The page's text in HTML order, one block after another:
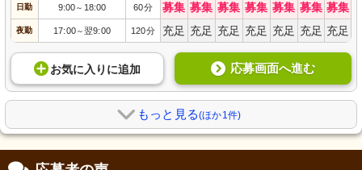
日勤 9:00～ 18:00 60分 募集 募集 募集 募集 募集 募集 募集
夜勤 17:00～翌9:00 120分 充足 充足 充足 充足 充足 充足 充足
お気に入り に追加 応募画面へ進む
もっと見る(ほか1件)